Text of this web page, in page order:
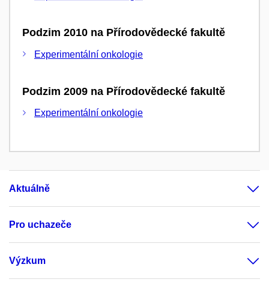
Podzim 2010 na Přírodovědecké fakultě
Experimentální onkologie
Podzim 2009 na Přírodovědecké fakultě
Experimentální onkologie
Aktuálně
Pro uchazeče
Výzkum